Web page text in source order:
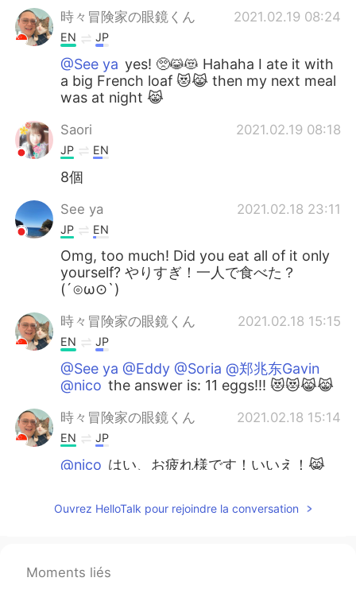
時々冒険家の眼鏡くん 2021.02.19 08:24
EN JP
@See ya yes! 🥺😹😻 Hahaha I ate it with
a big French loaf 😻😹 then my next meal
was at night 😹
Saori 2021.02.19 08:18
JP EN
8個
See ya 2021.02.18 23:11
JP EN
Omg, too much! Did you eat all of it only
yourself? やりすぎ！一人で食べた？
(´⊙ω⊙`)
時々冒険家の眼鏡くん 2021.02.18 15:15
EN JP
@See ya @Eddy @Soria @郑兆东Gavin
@nico the answer is: 11 eggs!!! 😻😻😹😹
時々冒険家の眼鏡くん 2021.02.18 15:14
EN JP
@nico はい、お疲れ様です！いいえ！😹
CN EN
Yukakoゆかこ
Ouvrez HelloTalk pour rejoindre la conversation
Moments liés